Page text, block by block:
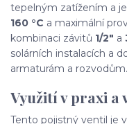
tepelným zatížením a
160 °C a maximální
kombinaci závitů 1/2" a
solárních instalacích a
armaturám a rozvodům.
Využití v praxi a
Tento pojistný ventil je